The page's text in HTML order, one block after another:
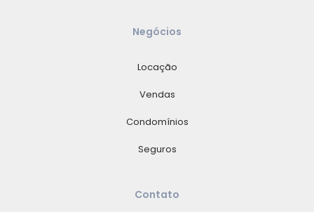
Negócios
Locação
Vendas
Condomínios
Seguros
Contato